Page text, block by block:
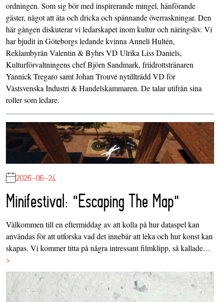
ordningen. Som sig bör med inspirerande mingel, hänförande
gäster, något att äta och dricka och spännande överraskningar. Den
här gången diskuterar vi ledarskapet inom kultur och näringsliv. Vi
har bjudit in Göteborgs ledande kvinna Anneli Hultén,
Reklambyrån Valentin & Byhrs VD Ulrika Liss Daniels,
Kulturförvaltningens chef Björn Sandmark, friidrottstränaren
Yannick Tregaro samt Johan Trouvé nytillträdd VD för
Västsvenska Industri & Handelskammaren. De talar utifrån sina
roller som ledare.
2026-06-24
Minifestival: "Escaping The Map"
Välkommen till en eftermiddag av att kolla på hur dataspel kan
användas för att utforska vad det innebär att leka och hur konst kan
skapas. Vi kommer titta på några intressant filmklipp, så kallade…
>